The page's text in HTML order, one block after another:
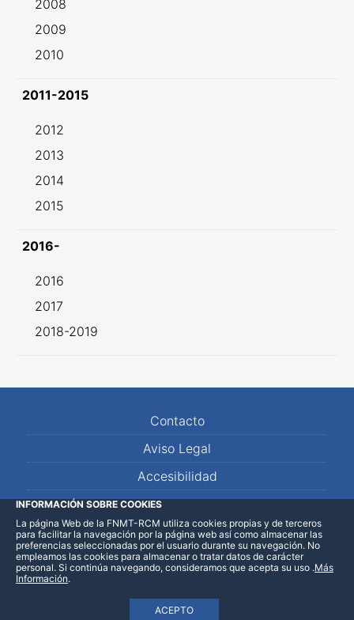
2008
2009
2010
2011-2015
2012
2013
2014
2015
2016-
2016
2017
2018-2019
Contacto
Aviso Legal
Accesibilidad
Mapa Web
INFORMACIÓN SOBRE COOKIES
La página Web de la FNMT-RCM utiliza cookies propias y de terceros
para facilitar la navegación por la página web así como almacenar las
preferencias seleccionadas por el usuario durante su navegación. No
empleamos las cookies para almacenar o tratar datos de carácter
personal. Si continúa navegando, consideramos que acepta su uso
ACEPTO
.Más
Información.